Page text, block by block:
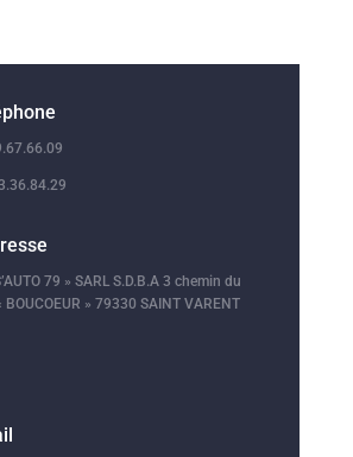
79 » SARL S.D.B.A 3 chemin du
BOUCOEUR » 79330 SAINT VARENT